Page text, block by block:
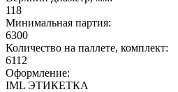
118
Минимальная партия:
6300
Количество на паллете, комплект:
6112
Оформление:
IML ЭТИКЕТКА